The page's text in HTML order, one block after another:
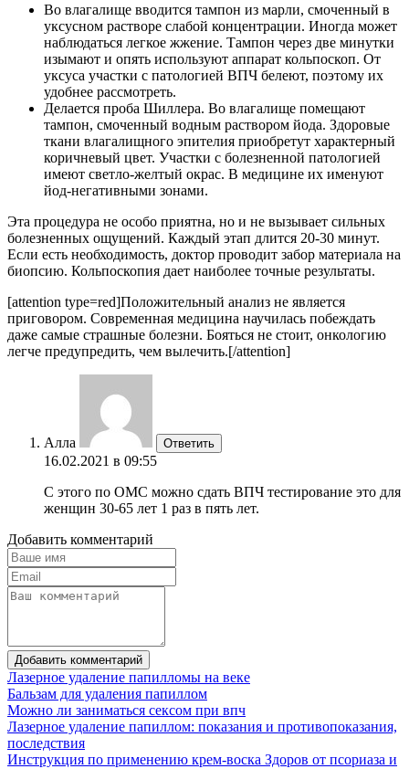
Во влагалище вводится тампон из марли, смоченный в
уксусном растворе слабой концентрации. Иногда может
наблюдаться легкое жжение. Тампон через две минутки
изымают и опять используют аппарат кольпоскоп. От
уксуса участки с патологией ВПЧ белеют, поэтому их
удобнее рассмотреть.
Делается проба Шиллера. Во влагалище помещают
тампон, смоченный водным раствором йода. Здоровые
ткани влагалищного эпителия приобретут характерный
коричневый цвет. Участки с болезненной патологией
имеют светло-желтый окрас. В медицине их именуют
йод-негативными зонами.
Эта процедура не особо приятна, но и не вызывает сильных
болезненных ощущений. Каждый этап длится 20-30 минут.
Если есть необходимость, доктор проводит забор материала на
биопсию. Кольпоскопия дает наиболее точные результаты.
[attention type=red]Положительный анализ не является
приговором. Современная медицина научилась побеждать
даже самые страшные болезни. Бояться не стоит, онкологию
легче предупредить, чем вылечить.[/attention]
Алла Ответить
16.02.2021 в 09:55
С этого по ОМС можно сдать ВПЧ тестирование это для
женщин 30-65 лет 1 раз в пять лет.
Добавить комментарий
Добавить комментарий
Лазерное удаление папилломы на веке
Бальзам для удаления папиллом
Можно ли заниматься сексом при впч
Лазерное удаление папиллом: показания и противопоказания,
последствия
Инструкция по применению крем-воска Здоров от псориаза и